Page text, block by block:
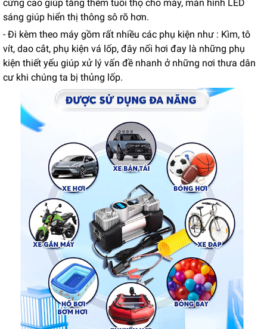
cứng cao giúp tăng thêm tuổi thọ cho máy, màn hình LED
sáng giúp hiển thị thông sô rõ hơn.
- Đi kèm theo máy gồm rất nhiều các phụ kiện như : Kìm, tô
vít, dao cắt, phụ kiện vá lốp, đây nối hơi đay là những phụ
kiện thiết yếu giúp xử lý vấn đề nhanh ở những nơi thưa dân
cư khi chúng ta bị thủng lốp.